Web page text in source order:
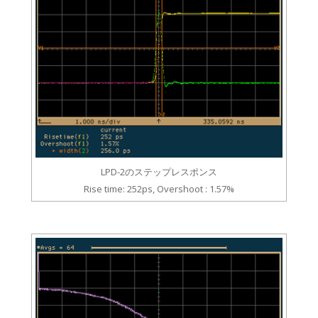
LPD-2のステップレスポンス
Rise time: 252ps, Overshoot : 1.57%